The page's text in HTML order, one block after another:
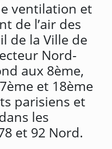
ventilation et
de l’air des
de la Ville de
Nord-
aux 8ème,
et 18ème
parisiens et
les
et 92 Nord.